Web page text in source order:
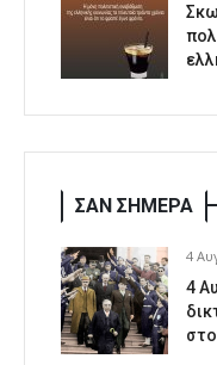
ΣΑΝ ΣΗΜΕΡΑ
4
4